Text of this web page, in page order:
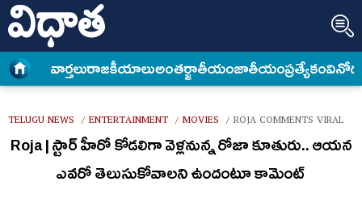
వార్త‌లురాజకీయాలుఅంత‌ర్జాతీయంజాతీయంప్రత్యేకం
TELUGU NEWS / ENTERTAINMENT / MOVIES / ROJA COMMENTS VIRAL
Roja | స్టార్ హీరో కోడ‌లిగా వెళ్ల‌నున్న రోజా కూతురు.. ఆయ‌న
ఎవ‌రో తెలుసుకోవాల‌ని ఉందంటూ కామెంట్